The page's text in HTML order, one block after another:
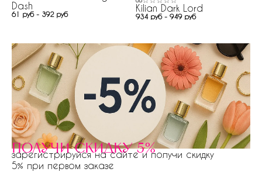
Dash
61 руб - 392 руб
Kilian Dark Lord
934 руб - 949 руб
получи скидку 5%
зарегистрируйся на сайте и получи скидку
5% при первом заказе